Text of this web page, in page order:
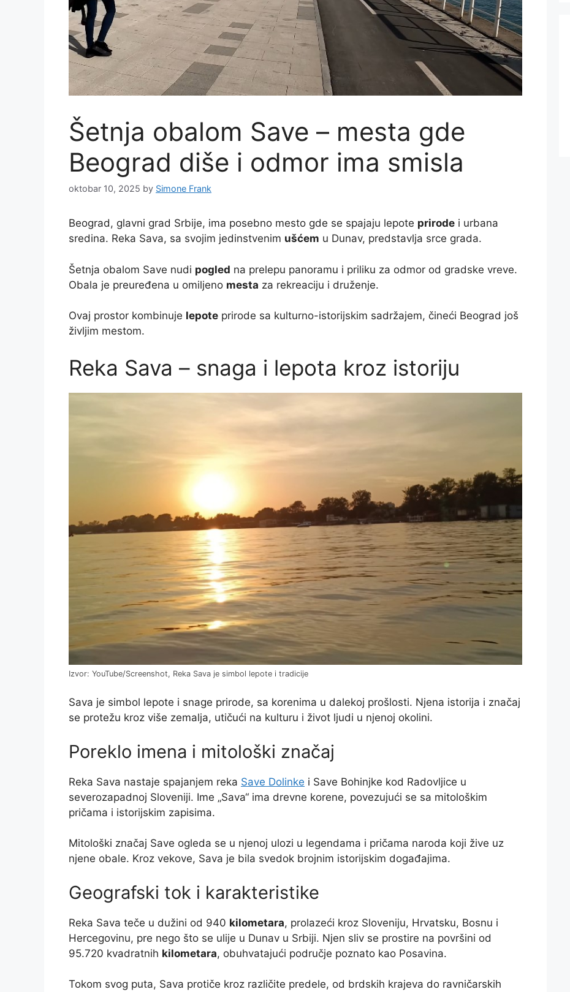
Šetnja obalom Save – mesta gde
Beograd diše i odmor ima smisla
oktobar 10, 2025 by Simone Frank
Beograd, glavni grad Srbije, ima posebno mesto gde se spajaju lepote prirode i urbana
sredina. Reka Sava, sa svojim jedinstvenim ušćem u Dunav, predstavlja srce grada.
Šetnja obalom Save nudi pogled na prelepu panoramu i priliku za odmor od gradske vreve.
Obala je preuređena u omiljeno mesta za rekreaciju i druženje.
Ovaj prostor kombinuje lepote prirode sa kulturno-istorijskim sadržajem, čineći Beograd još
življim mestom.
Reka Sava – snaga i lepota kroz istoriju
Izvor: YouTube/Screenshot, Reka Sava je simbol lepote i tradicije
Sava je simbol lepote i snage prirode, sa korenima u dalekoj prošlosti. Njena istorija i značaj
se protežu kroz više zemalja, utičući na kulturu i život ljudi u njenoj okolini.
Poreklo imena i mitološki značaj
Reka Sava nastaje spajanjem reka Save Dolinke i Save Bohinjke kod Radovljice u
severozapadnoj Sloveniji. Ime „Sava“ ima drevne korene, povezujući se sa mitološkim
pričama i istorijskim zapisima.
Mitološki značaj Save ogleda se u njenoj ulozi u legendama i pričama naroda koji žive uz
njene obale. Kroz vekove, Sava je bila svedok brojnim istorijskim događajima.
Geografski tok i karakteristike
Reka Sava teče u dužini od 940 kilometara, prolazeći kroz Sloveniju, Hrvatsku, Bosnu i
Hercegovinu, pre nego što se ulije u Dunav u Srbiji. Njen sliv se prostire na površini od
95.720 kvadratnih kilometara, obuhvatajući područje poznato kao Posavina.
Tokom svog puta, Sava protiče kroz različite predele, od brdskih krajeva do ravničarskih